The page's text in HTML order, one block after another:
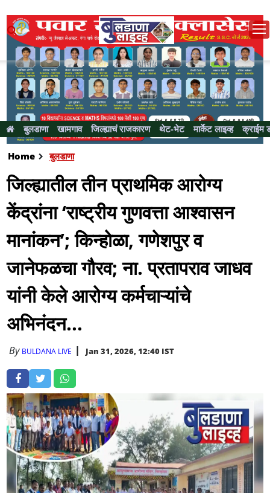
बुलडाणा खामगाव जिल्ह्याचं राजकारण थेट-भेट मार्केट लाइव्ह क्राईम
Home बुलडाणा
जिल्ह्यातील तीन प्राथमिक आरोग्य
केंद्रांना ‘राष्ट्रीय गुणवत्ता आश्वासन
मानांकन’; किन्होळा, गणेशपुर व
जानेफळचा गौरव; ना. प्रतापराव जाधव
यांनी केले आरोग्य कर्मचाऱ्यांचे
अभिनंदन...
By BULDANA LIVE Jan 31, 2026, 12:40 IST